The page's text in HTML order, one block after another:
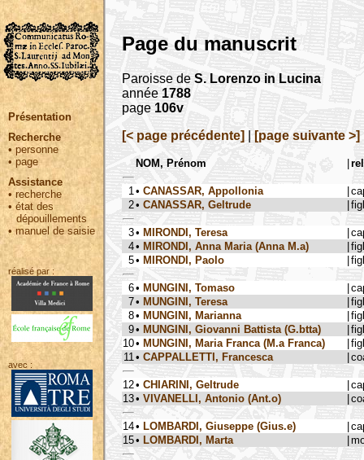
Présentation
Recherche
• personne
•page
Assistance
• recherche
•état des
dépouillements
•manuel de saisie
réalisé par :
avec :
Page du manuscrit
Paroisse de S. Lorenzo in Lucina
année 1788
page 106v
[< page précédente]
[page suivante >]
NOM, Prénom
1 • CANASSAR, Appollonia
2• CANASSAR, Geltrude
3• MIRONDI, Teresa
4• MIRONDI, Anna Maria (Anna M.a)
5• MIRONDI, Paolo
6• MUNGINI, Tomaso
7• MUNGINI, Teresa
8• MUNGINI, Marianna
9• MUNGINI, Giovanni Battista (G.btta)
10• MUNGINI, Maria Franca (M.a Franca)
11 • CAPPALLETTI, Francesca
12• CHIARINI, Geltrude
13• VIVANELLI, Antonio (Ant.o)
14• LOMBARDI, Giuseppe (Gius.e)
15• LOMBARDI, Marta